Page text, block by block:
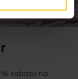
rabatu na